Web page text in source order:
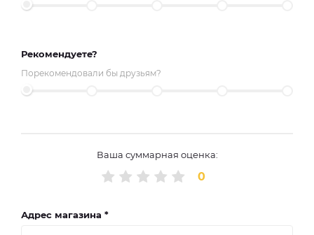
Рекомендуете?
Порекомендовали бы друзьям?
Ваша суммарная оценка:
0
Адрес магазина *